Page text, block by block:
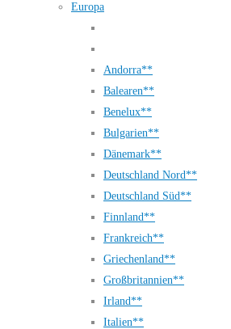
Europa
Andorra**
Balearen**
Benelux**
Bulgarien**
Dänemark**
Deutschland Nord**
Deutschland Süd**
Finnland**
Frankreich**
Griechenland**
Großbritannien**
Irland**
Italien**